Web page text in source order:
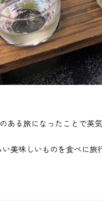
ある旅になったことで英
美味しいものを食べに旅